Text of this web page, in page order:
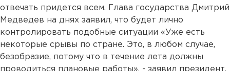
отвечать придется всем. Глава государства Дмитрий
Медведев на днях заявил, что будет лично
контролировать подобные ситуации «Уже есть
некоторые срывы по стране. Это, в любом случае,
безобразие, потому что в течение лета должны
проводиться плановые работы», - заявил президент,